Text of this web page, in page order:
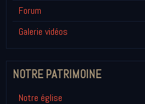
Forum
Galerie vidéos
NOTRE PATRIMOINE
Notre église